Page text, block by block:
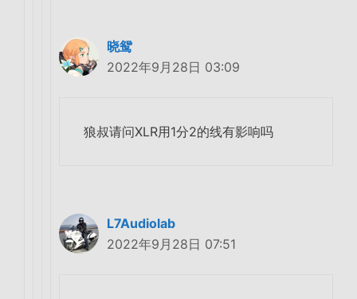
晓鸳
2022年9月28日 03:09
狼叔请问XLR用1分2的线有影响吗
L7Audiolab
2022年9月28日 07:51